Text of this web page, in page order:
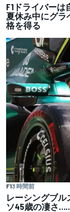
F1ドライバー
夏休み中にグラ
格を得る
F13 時間前
レーシングブ
ソ45歳の凄さ